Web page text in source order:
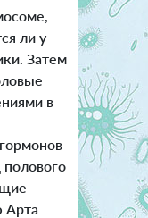
ли у
Затем
в
Арта